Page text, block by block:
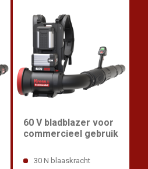
60 V bladblazer voor
commercieel gebruik
30 N blaaskracht